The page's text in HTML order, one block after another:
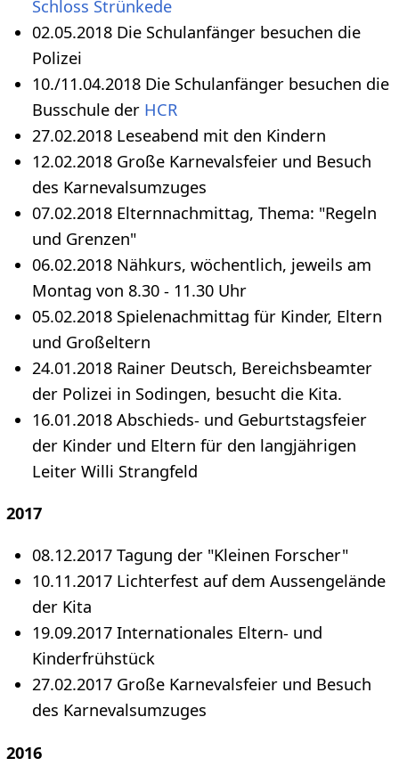
Schloss Strünkede
02.05.2018 Die Schulanfänger besuchen die
Polizei
10./11.04.2018 Die Schulanfänger besuchen die
Busschule der HCR
27.02.2018 Leseabend mit den Kindern
12.02.2018 Große Karnevalsfeier und Besuch
des Karnevalsumzuges
07.02.2018 Elternnachmittag, Thema: "Regeln
und Grenzen"
06.02.2018 Nähkurs, wöchentlich, jeweils am
Montag von 8.30 - 11.30 Uhr
05.02.2018 Spielenachmittag für Kinder, Eltern
und Großeltern
24.01.2018 Rainer Deutsch, Bereichsbeamter
der Polizei in Sodingen, besucht die Kita.
16.01.2018 Abschieds- und Geburtstagsfeier
der Kinder und Eltern für den langjährigen
Leiter Willi Strangfeld
2017
08.12.2017 Tagung der "Kleinen Forscher"
10.11.2017 Lichterfest auf dem Aussengelände
der Kita
19.09.2017 Internationales Eltern- und
Kinderfrühstück
27.02.2017 Große Karnevalsfeier und Besuch
des Karnevalsumzuges
2016